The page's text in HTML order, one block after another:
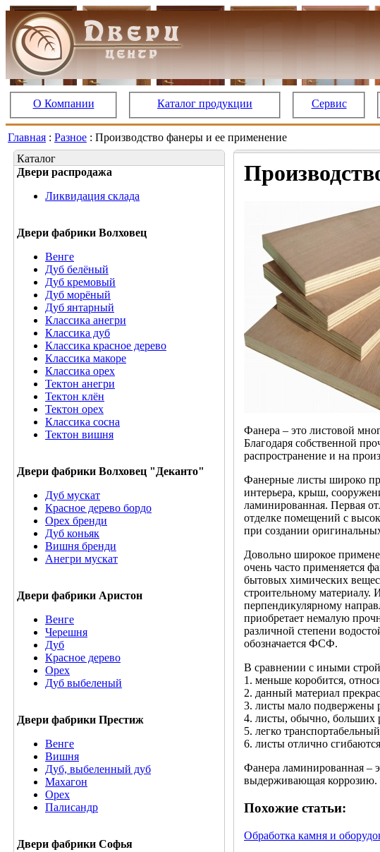
О Компании Каталог продукции Сервис
Главная : Разное : Производство фанеры и ее применение
Каталог
Двери распродажа
Ликвидация склада
Двери фабрики Волховец
Венге
Дуб белёный
Дуб кремовый
Дуб морёный
Дуб янтарный
Классика анегри
Классика дуб
Классика красное дерево
Классика макоре
Классика орех
Тектон анегри
Тектон клён
Тектон орех
Классика сосна
Тектон вишня
Двери фабрики Волховец "Деканто"
Дуб мускат
Красное дерево бордо
Орех бренди
Дуб коньяк
Вишня бренди
Анегри мускат
Двери фабрики Аристон
Венге
Черешня
Дуб
Красное дерево
Орех
Дуб выбеленый
Двери фабрики Престиж
Венге
Вишня
Дуб, выбеленный дуб
Махагон
Орех
Палисандр
Двери фабрики Софья
Фанера – это листовой
Благодаря собственной
распространение и на
Фанерные листы широко
интерьера, крыш,
ламинированная. Первая
отделке помещений с
при создании
Довольно широкое
очень часто применяется
бытовых химических
строительному
перпендикулярному
приобретает немалую
различной степени
обозначается ФСФ.
В сравнении с иными
1. меньше коробится,
2. данный материал
3. листы мало подвержены
4. листы, обычно, больших
5. легко
6. листы отлично
Фанера ламинированная –
выдерживающая коррозию.
Похожие статьи:
Обработка камня и